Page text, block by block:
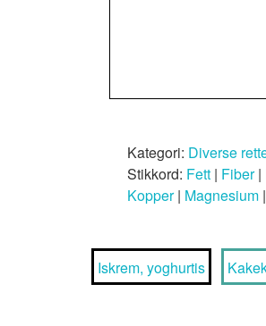
Kategori: Diverse
Stikkord: Fett | Fiber|
Kopper| Magnesium |
Iskrem, yoghurtis